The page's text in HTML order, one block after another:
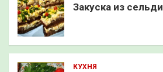
Закуска из сельди
КУХНЯ